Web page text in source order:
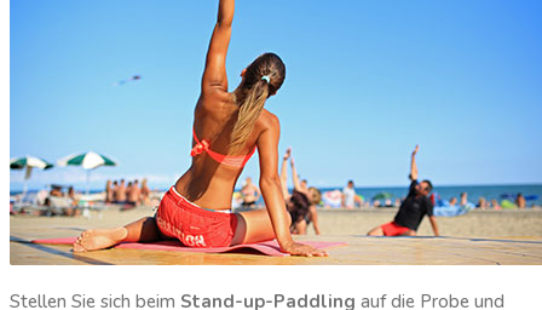
Stellen Sie sich beim Stand-up-Paddling auf die Probe und